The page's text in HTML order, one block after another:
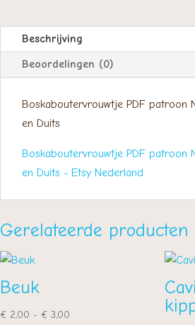
Beschrijving
Beoordelingen (0)
Boskaboutervrouwtje PDF patroon
en Duits
Boskaboutervrouwtje PDF patroon
en Duits - Etsy Nederland
Gerelateerde producten
Beuk
€ 2,00 - € 3,00